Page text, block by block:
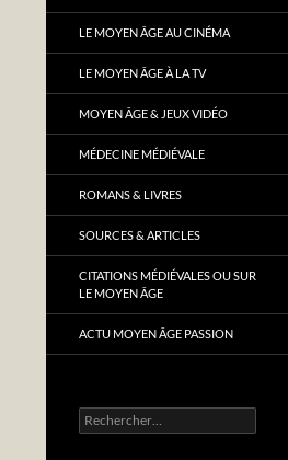
LE MOYEN ÂGE AU CINÉMA
LE MOYEN ÂGE À LA TV
MOYEN ÂGE & JEUX VIDÉO
MÉDECINE MÉDIÉVALE
ROMANS & LIVRES
SOURCES & ARTICLES
CITATIONS MÉDIÉVALES OU SUR
LE MOYEN ÂGE
ACTU MOYEN ÂGE PASSION
Rechercher :